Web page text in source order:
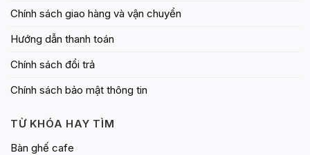
Chính sách giao hàng và vận chuyển
Hướng dẫn thanh toán
Chính sách đổi trả
Chính sách bảo mật thông tin
TỪ KHÓA HAY TÌM
Bàn ghế cafe